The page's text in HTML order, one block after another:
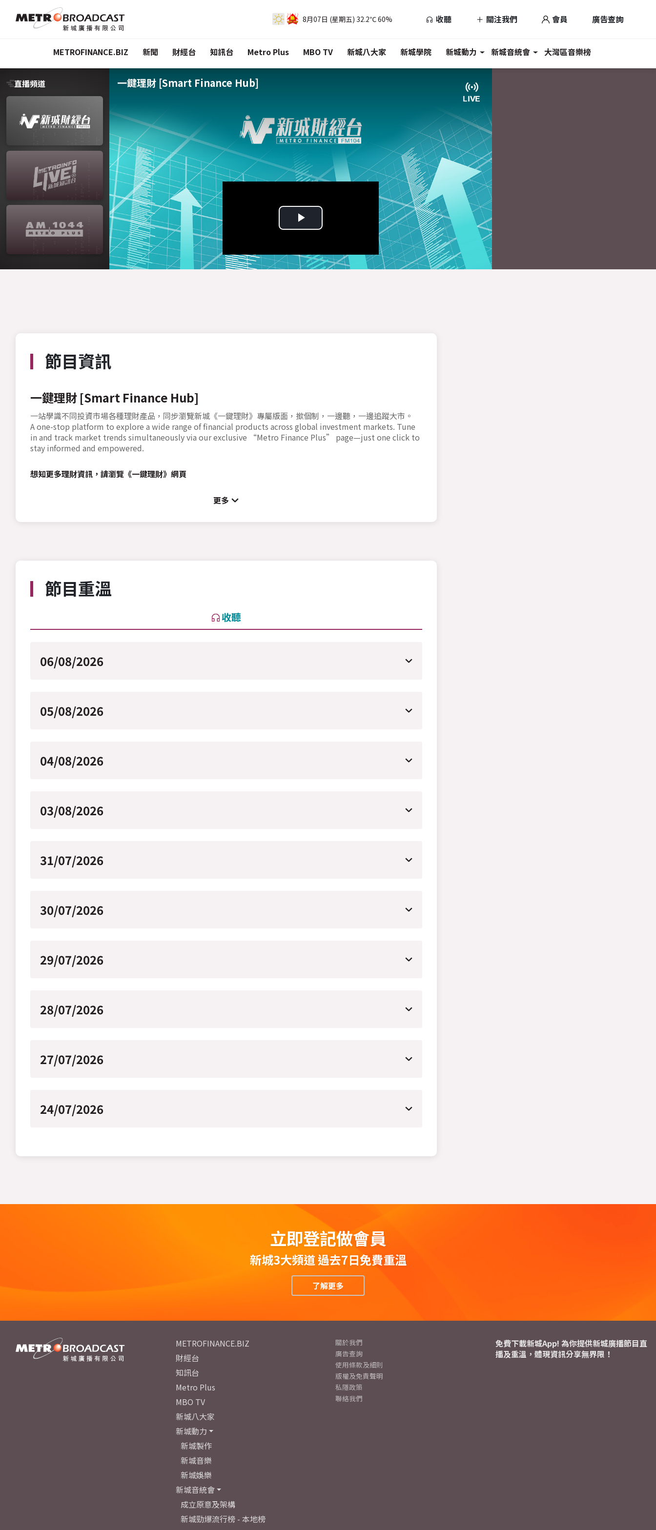
8月07日 (星期五) 32.2℃60% 收聽 關注我們 會員 廣告查詢
METROFINANCE.BIZ 新聞 財經台 知訊台 Metro Plus MBO TV 新城八大家 新城學院 新城動力 新城音統會 大灣區音樂榜
直播頻道
Play
Video
一鍵理財 [Smart Finance Hub]
節目資訊
一鍵理財 [Smart Finance Hub]
一站學識不同投資市場各種理財產品，同步瀏覽新城《一鍵理財》專屬版面，撳個制，一邊聽，一邊追蹤大市。
A one-stop platform to explore a wide range of financial products across global investment markets. Tune
in and track market trends simultaneously via our exclusive “Metro Finance Plus” page—just one click to
stay informed and empowered.
想知更多理財資訊，請瀏覽 《一鍵理財》網頁
更多
節目重溫
收聽
06/08/2026
05/08/2026
04/08/2026
03/08/2026
31/07/2026
30/07/2026
29/07/2026
28/07/2026
27/07/2026
24/07/2026
立即登記做會員
新城3大頻道 過去7日免費重溫
了解更多
METROFINANCE.BIZ
財經台
知訊台
Metro Plus
MBO TV
新城八大家
新城動力
新城製作
新城音樂
新城娛樂
新城音統會
成立原意及架構
新城勁爆流行榜 - 本地榜
關於我們
廣告查詢
使用條款及細則
版權及免責聲明
私隱政策
聯絡我們
免費下載新城App! 為你提供新城廣播節目直
播及重溫，體現資訊分享無界限！